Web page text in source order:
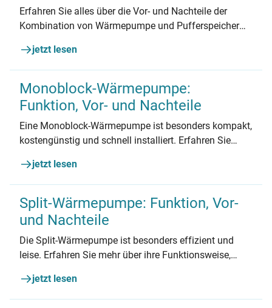
Erfahren Sie alles über die Vor- und Nachteile der
Kombination von Wärmepumpe und Pufferspeicher
Gebäude ist.
jetzt lesen
Monoblock-Wärmepumpe:
Funktion, Vor- und Nachteile
Eine Monoblock-Wärmepumpe ist besonders kompakt,
kostengünstig und schnell installiert. Erfahren Sie
Nachteile im Vergleich zur Split-Bauweise.
jetzt lesen
Split-Wärmepumpe: Funktion, Vor-
und Nachteile
Die Split-Wärmepumpe ist besonders effizient und
leise. Erfahren Sie mehr über ihre Funktionsweise,
herkömmlichen Monoblock-Bauweise.
jetzt lesen